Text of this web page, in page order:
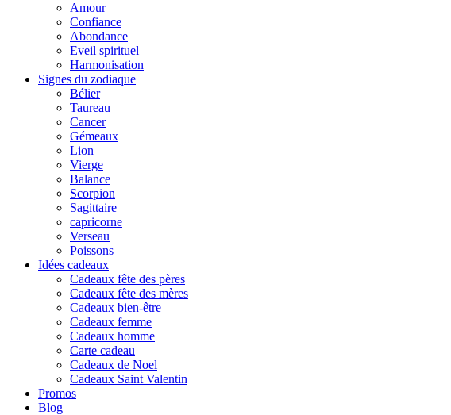
Amour
Confiance
Abondance
Eveil spirituel
Harmonisation
Signes du zodiaque
Bélier
Taureau
Cancer
Gémeaux
Lion
Vierge
Balance
Scorpion
Sagittaire
capricorne
Verseau
Poissons
Idées cadeaux
Cadeaux fête des pères
Cadeaux fête des mères
Cadeaux bien-être
Cadeaux femme
Cadeaux homme
Carte cadeau
Cadeaux de Noel
Cadeaux Saint Valentin
Promos
Blog